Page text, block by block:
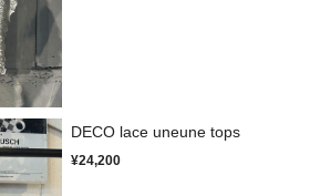
DECO lace uneune tops
¥24,200